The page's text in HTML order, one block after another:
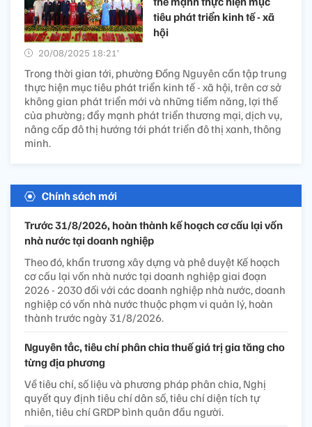
tiêu phát triển kinh tế - xã
hội
20/08/2025 18:21’
Trong thời gian tới, phường Đồng Nguyên cần tập trung
thực hiện mục tiêu phát triển kinh tế - xã hội, trên cơ sở
không gian phát triển mới và những tiềm năng, lợi thế
của phường; đẩy mạnh phát triển thương mại, dịch vụ,
nâng cấp đô thị hướng tới phát triển đô thị xanh, thông
minh.
Chính sách mới
Trước 31/8/2026, hoàn thành kế hoạch cơ cấu lại vốn
nhà nước tại doanh nghiệp
Theo đó, khẩn trương xây dựng và phê duyệt Kế hoạch
cơ cấu lại vốn nhà nước tại doanh nghiệp giai đoạn
2026 - 2030 đối với các doanh nghiệp nhà nước, doanh
nghiệp có vốn nhà nước thuộc phạm vi quản lý, hoàn
thành trước ngày 31/8/2026.
Nguyên tắc, tiêu chí phân chia thuế giá trị gia tăng cho
từng địa phương
Về tiêu chí, số liệu và phương pháp phân chia, Nghị
quyết quy định tiêu chí dân số, tiêu chí diện tích tự
nhiên, tiêu chí GRDP bình quân đầu người.